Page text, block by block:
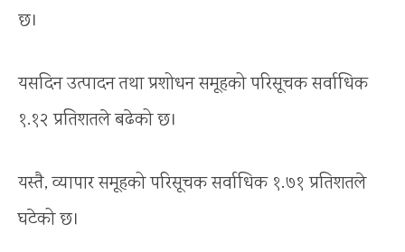
छ।
यसदिन उत्पादन तथा प्रशोधन समूहको परिसूचक सर्वाधिक
१.१२ प्रतिशतले बढेको छ।
यस्तै, व्यापार समूहको परिसूचक सर्वाधिक १.७१ प्रतिशतले
घटेको छ।